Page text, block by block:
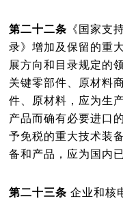
第二十二条 《国家支
录》增加及保留的重
展方向和目录规定的
关键零部件、原材料
件、原材料，应为生
产品而确有必要进口
予免税的重大技术装
备和产品，应为国内
第二十三条 企业和核